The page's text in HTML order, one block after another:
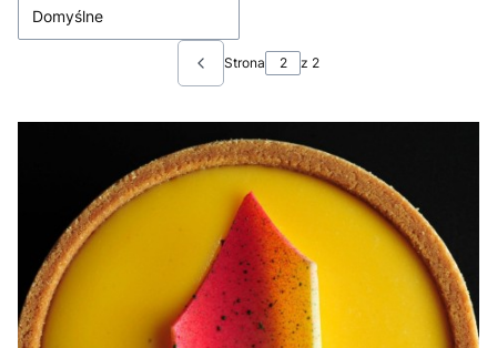
Domyślne
Poprzednie produkty
Strona z 2